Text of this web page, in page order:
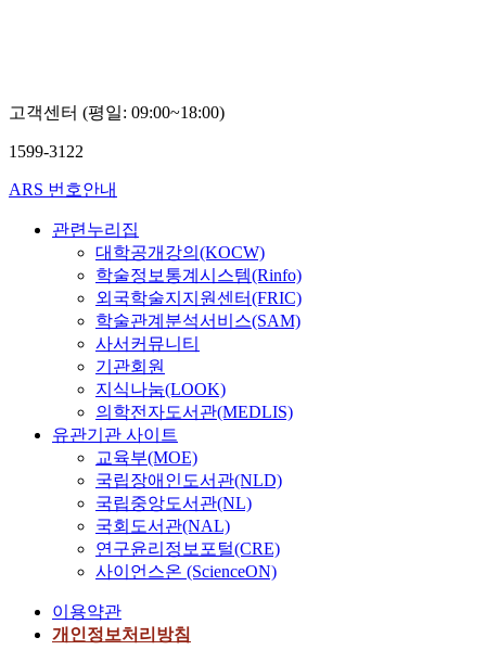
고객센터 (평일: 09:00~18:00)
1599-3122
ARS 번호안내
관련누리집
대학공개강의(KOCW)
학술정보통계시스템(Rinfo)
외국학술지지원센터(FRIC)
학술관계분석서비스(SAM)
사서커뮤니티
기관회원
지식나눔(LOOK)
의학전자도서관(MEDLIS)
유관기관 사이트
교육부(MOE)
국립장애인도서관(NLD)
국립중앙도서관(NL)
국회도서관(NAL)
연구윤리정보포털(CRE)
사이언스온 (ScienceON)
이용약관
개인정보처리방침